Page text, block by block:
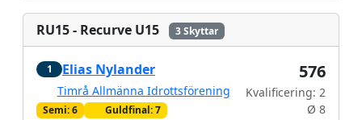
RU15 - Recurve U15 3 Skyttar
1 Elias Nylander
Timrå Allmänna Idrottsförening
Semi: 6 Guldfinal: 7
576
Kvalificering: 2
Ø 8